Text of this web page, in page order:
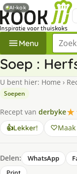
Menu Zoek
Soep :
U bent hier: Home ›
Soepen
Recept van derbyke
👍Lekker!
Delen: WhatsApp
AI-kok